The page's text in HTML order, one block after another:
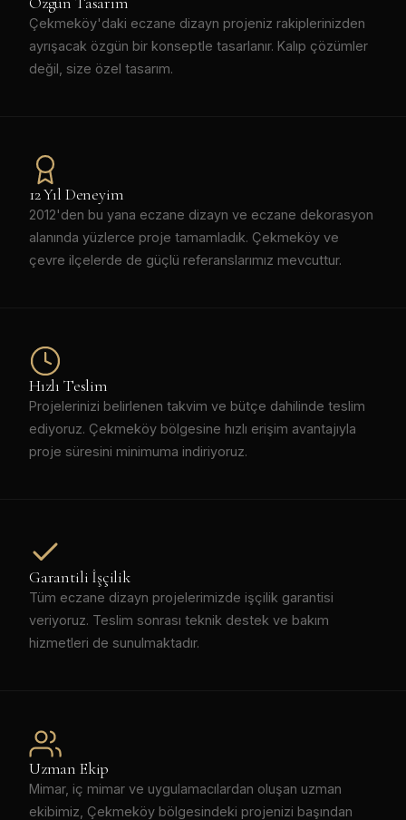
Çekmeköy'daki eczane dizayn projeniz rakiplerinizden
ayrışacak özgün bir konseptle tasarlanır. Kalıp çözümler
değil, size özel tasarım.
12 Yıl Deneyim
2012'den bu yana eczane dizayn ve eczane dekorasyon
alanında yüzlerce proje tamamladık. Çekmeköy ve
çevre ilçelerde de güçlü referanslarımız mevcuttur.
Hızlı Teslim
Projelerinizi belirlenen takvim ve bütçe dahilinde teslim
ediyoruz. Çekmeköy bölgesine hızlı erişim avantajıyla
proje süresini minimuma indiriyoruz.
Garantili İşçilik
Tüm eczane dizayn projelerimizde işçilik garantisi
veriyoruz. Teslim sonrası teknik destek ve bakım
hizmetleri de sunulmaktadır.
Uzman Ekip
Mimar, iç mimar ve uygulamacılardan oluşan uzman
ekibimiz, Çekmeköy bölgesindeki projenizi başından